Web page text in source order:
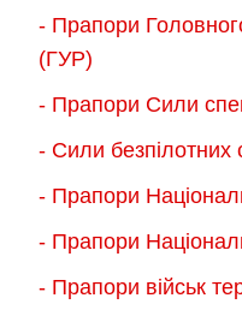
- Прапори
(ГУР)
- Прапори Сили
- Сили
- Прапори
- Прапори
- Прапори військ